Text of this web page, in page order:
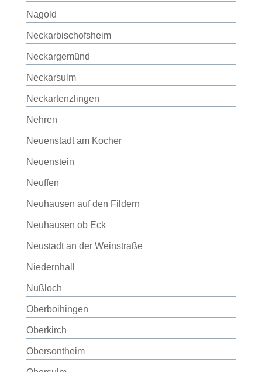
Nagold
Neckarbischofsheim
Neckargemünd
Neckarsulm
Neckartenzlingen
Nehren
Neuenstadt am Kocher
Neuenstein
Neuffen
Neuhausen auf den Fildern
Neuhausen ob Eck
Neustadt an der Weinstraße
Niedernhall
Nußloch
Oberboihingen
Oberkirch
Obersontheim